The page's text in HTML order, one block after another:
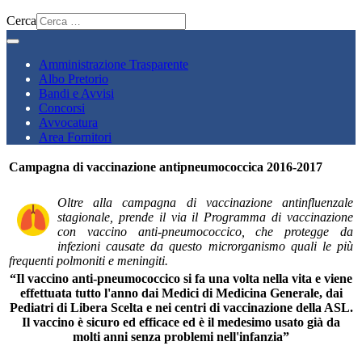
Cerca
Amministrazione Trasparente
Albo Pretorio
Bandi e Avvisi
Concorsi
Avvocatura
Area Fornitori
Campagna di vaccinazione antipneumococcica 2016-2017
Oltre alla campagna di vaccinazione antinfluenzale
stagionale, prende il via il Programma di vaccinazione
con vaccino anti-pneumococcico, che protegge da
infezioni causate da questo microrganismo quali le più
frequenti polmoniti e meningiti.
“Il vaccino anti-pneumococcico si fa una volta nella vita e viene
effettuata tutto l'anno dai Medici di Medicina Generale, dai
Pediatri di Libera Scelta e nei centri di vaccinazione della ASL.
Il vaccino è sicuro ed efficace ed è il medesimo usato già da
molti anni senza problemi nell'infanzia”